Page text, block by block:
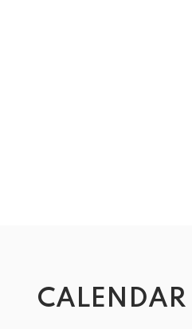
CALENDAR